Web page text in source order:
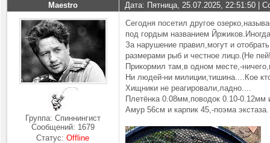
Maestro Дата: Пятница, 25.07.2025, 22:51:50 |
Группа: Спиннингист
Сообщений: 1679
Статус:Offline
Сегодня посетил другое
под гордым названием
За нарушение правил,могут и
размерами рыб и честное лицо.(Не
Прикормил там,в одном месте,-
Ни людей-ни милиции,тишина....Кое
Хищники не реагировали,ладно....
Плетёнка 0.08мм,поводок 0.10-0.12мм
Амур 56см и карпик 45,-поэма